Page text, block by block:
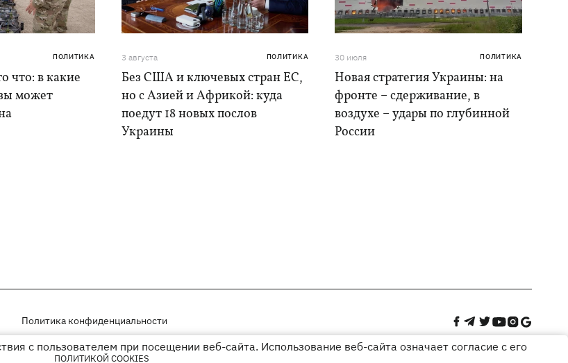
ПОЛИТИКА
что: в какие
может
3 августа ПОЛИТИКА
Без США и ключевых стран ЕС,
но с Азией и Африкой: куда
поедут 18 новых послов
Украины
30 июля ПОЛИТИКА
Новая стратегия Украины: на
фронте – сдерживание, в
воздухе – удары по глубинной
России
Политика конфиденциальности
рекламы
с пользователем при посещении веб-сайта. Использование веб-сайта означает согласие с его
ПОЛИТИКОЙ COOKIES